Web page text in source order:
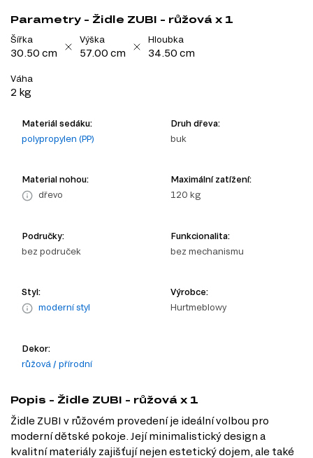
Parametry - Židle ZUBI - růžová x 1
Šířka
30.50 cm
Výška
57.00 cm
Hloubka
34.50 cm
Váha
2 kg
Materiál sedáku:
polypropylen (PP)
Druh dřeva:
buk
Material nohou:
dřevo
Maximální zatížení:
120 kg
Područky:
bez područek
Funkcionalita:
bez mechanismu
Styl:
moderní styl
Výrobce:
Hurtmeblowy
Dekor:
růžová / přírodní
Popis - Židle ZUBI - růžová x 1
Židle ZUBI v růžovém provedení je ideální volbou pro
moderní dětské pokoje. Její minimalistický design a
kvalitní materiály zajišťují nejen estetický dojem, ale také